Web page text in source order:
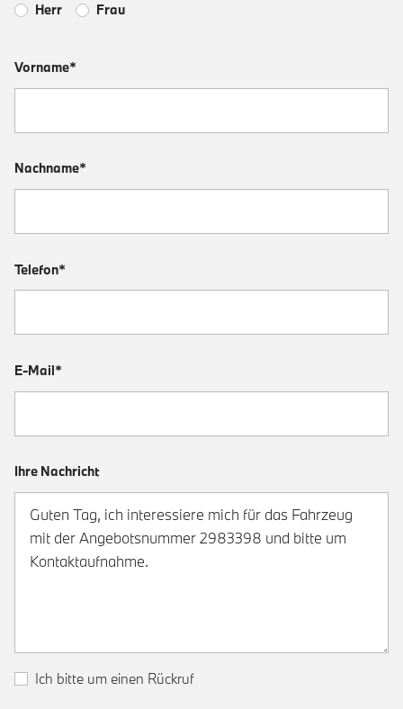
Herr Frau
Vorname*
Nachname*
Telefon*
E-Mail*
Ihre Nachricht
Ich bitte um einen Rückruf